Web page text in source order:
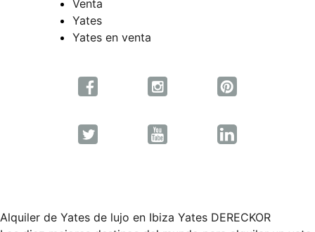
Venta
Yates
Yates en venta
Alquiler de Yates de lujo en Ibiza Yates DERECKOR